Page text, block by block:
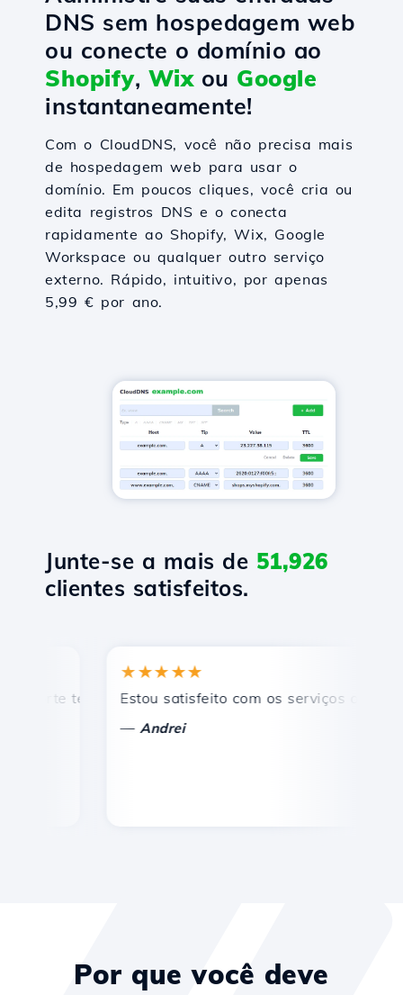
DNS sem hospedagem web
ou conecte o domínio ao
Shopify, Wixou Google
instantaneamente!
Com o CloudDNS, você não precisa mais
de hospedagem web para usar o
domínio. Em poucos cliques, você cria ou
edita registros DNS e o conecta
rapidamente ao Shopify, Wix, Google
Workspace ou qualquer outro serviço
externo. Rápido, intuitivo, por apenas
5,99 € por ano.
Junte-se a mais de 51,926
clientes satisfeitos.
técnico rápido e eficiente.
★★★★★
Estou satisfeito com os serviços oferecidos
Andrei
Por que você deve